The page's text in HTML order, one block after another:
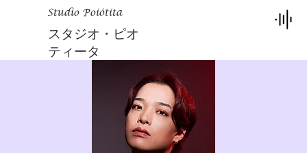
Studio Poiótita
スタジオ・ピオ
ティータ